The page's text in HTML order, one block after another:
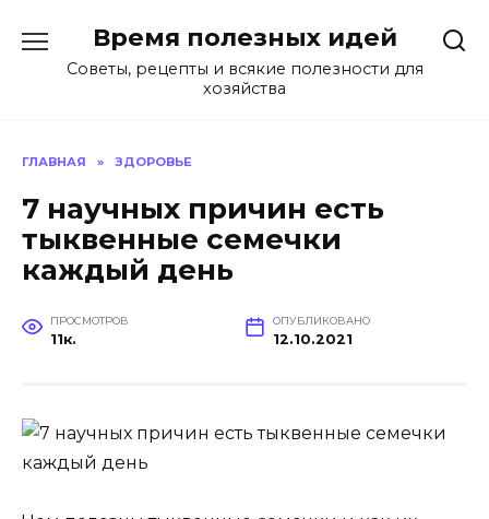
содержанию
Время полезных идей
Советы, рецепты и всякие полезности для
хозяйства
ГЛАВНАЯ » ЗДОРОВЬЕ
7 научных причин есть
тыквенные семечки
каждый день
ПРОСМОТРОВ
11к.
ОПУБЛИКОВАНО
12.10.2021